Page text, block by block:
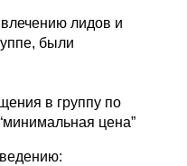
лидов и
были
в группу по
цена”